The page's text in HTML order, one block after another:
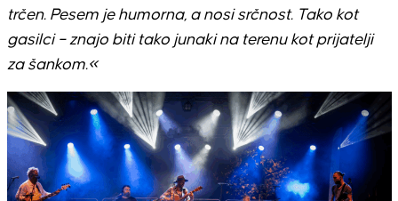
trčen. Pesem je humorna, a nosi srčnost. Tako kot
gasilci – znajo biti tako junaki na terenu kot prijatelji
za šankom.«